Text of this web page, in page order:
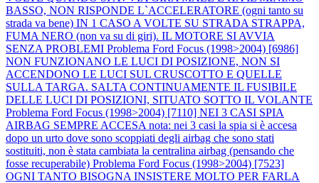
BASSO, NON RISPONDE L`ACCELERATORE (ogni tanto su
strada va bene) IN 1 CASO A VOLTE SU STRADA STRAPPA,
FUMA NERO (non va su di giri). IL MOTORE SI AVVIA
SENZA PROBLEMI Problema Ford Focus (1998>2004) [6986]
NON FUNZIONANO LE LUCI DI POSIZIONE, NON SI
ACCENDONO LE LUCI SUL CRUSCOTTO E QUELLE
SULLA TARGA. SALTA CONTINUAMENTE IL FUSIBILE
DELLE LUCI DI POSIZIONI, SITUATO SOTTO IL VOLANTE
Problema Ford Focus (1998>2004) [7110] NEI 3 CASI SPIA
AIRBAG SEMPRE ACCESA nota: nei 3 casi la spia si è accesa
dopo un urto dove sono scoppiati degli airbag che sono stati
sostituiti, non è stata cambiata la centralina airbag (pensando che
fosse recuperabile) Problema Ford Focus (1998>2004) [7523]
OGNI TANTO BISOGNA INSISTERE MOLTO PER FARLA